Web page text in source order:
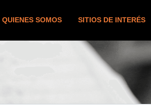
QUIENES SOMOS SITIOS DE INTERÉS